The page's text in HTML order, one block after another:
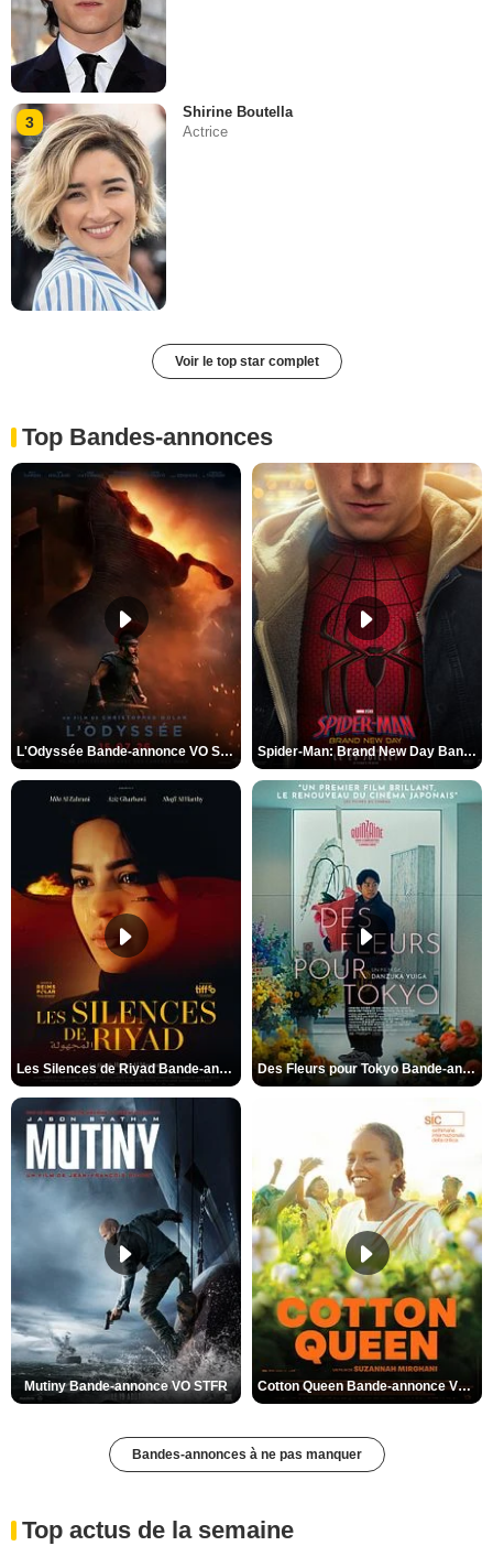
3
Shirine Boutella
Actrice
Voir le top star complet
Top Bandes-annonces
L'Odyssée Bande-annonce VO STFR Spider-Man: Brand New Day Bande-annonce VO STFR
Les Silences de Riyad Bande-annonce VO STFR Des Fleurs pour Tokyo Bande-annonce VO STFR
Mutiny Bande-annonce VO STFR Cotton Queen Bande-annonce VO STFR
Bandes-annonces à ne pas manquer
Top actus de la semaine